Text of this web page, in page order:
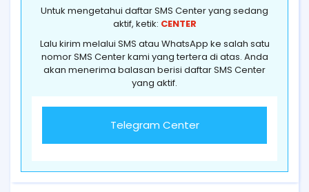
Untuk mengetahui daftar SMS Center yang sedang
aktif, ketik: CENTER
Lalu kirim melalui SMS atau WhatsApp ke salah satu
nomor SMS Center kami yang tertera di atas. Anda
akan menerima balasan berisi daftar SMS Center
yang aktif.
Telegram Center